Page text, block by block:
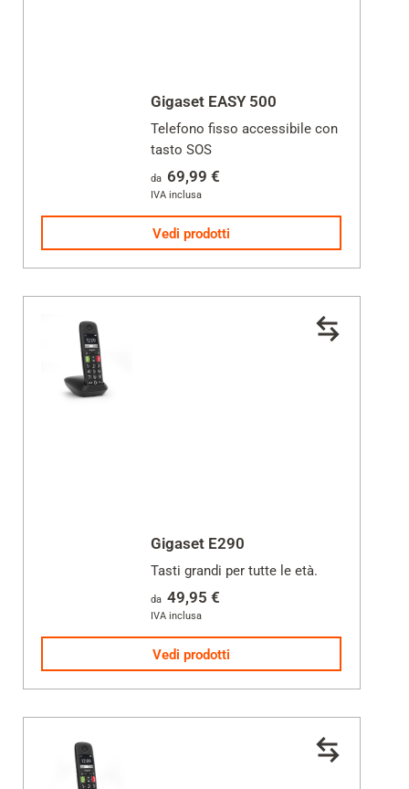
Gigaset EASY 500
Telefono fisso accessibile con
tasto SOS
da 69,99 €
IVA inclusa
Vedi prodotti
Gigaset E290
Tasti grandi per tutte le età.
da 49,95 €
IVA inclusa
Vedi prodotti